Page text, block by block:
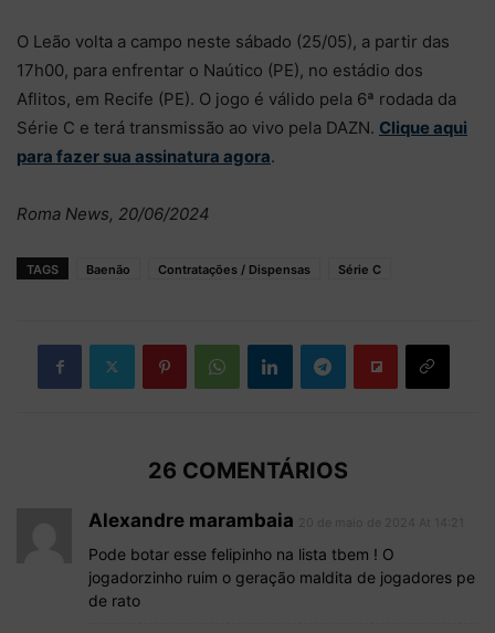
O Leão volta a campo neste sábado (25/05), a partir das
17h00, para enfrentar o Naútico (PE), no estádio dos
Aflitos, em Recife (PE). O jogo é válido pela 6ª rodada da
Série C e terá transmissão ao vivo pela DAZN. Clique aqui
para fazer sua assinatura agora.
Roma News, 20/06/2024
TAGS Baenão Contratações / Dispensas Série C
26 COMENTÁRIOS
Alexandre marambaia
Pode botar esse felipinho na lista tbem ! O
jogadorzinho ruim o geração maldita de jogadores pe
de rato